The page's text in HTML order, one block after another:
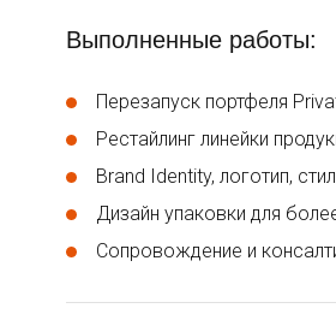
Выполненные работы:
Перезапуск портфеля
Рестайлинг линейки
Brand Identity, логотип,
Дизайн упаковки для
Сопровождение и